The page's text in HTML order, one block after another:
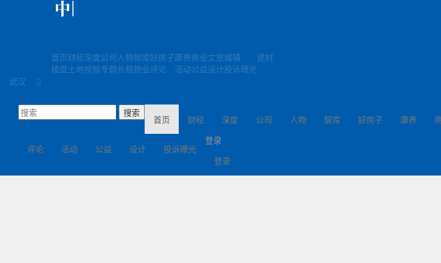
首页财经深度公司 人物智库好房子康养商业文旅城镇
建材
楼盘土地视频专题长租物业评论 活动公益设计投诉曝光
武汉
首页 (current)
财经 深度 公司 人物 智库 好房子 康养
评论 活动 公益 设计 投诉曝光
登录
登录